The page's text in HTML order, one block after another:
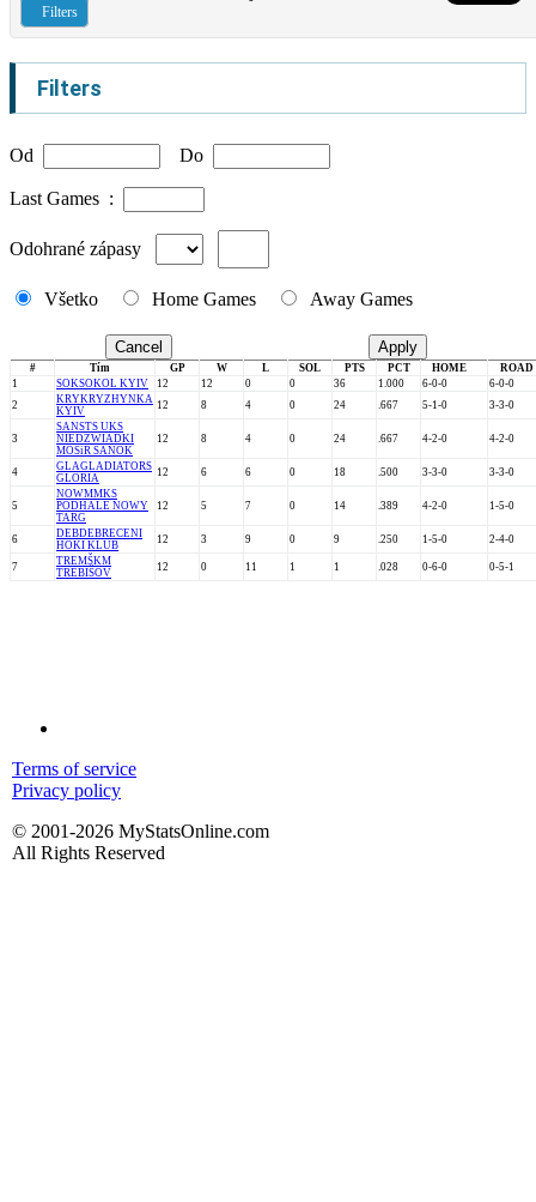
Filters
Filters
Od Do
Last Games :
Odohrané zápasy
Všetko Home Games Away Games
Cancel Apply
# Tím GP W L SOL PTS PCT HOME
ROAD
1
SOKSOKOL KYIV 12 12 0 0 36 1.000 6-0-0
6-0-0
2
KRYKRYZHYNKA
KYIV
12 8 4 0 24 .667 5-1-0 3-3-0
3
SANSTS UKS
NIEDZWIADKI
MOSiR SANOK
12 8 4 0 24 .667 4-2-0 4-2-0
4 GLAGLADIATORS
GLORIA
12 6 6 0 18 .500 3-3-0 3-3-0
5
NOWMMKS
PODHALE NOWY
TARG
12 5 7 0 14 .389 4-2-0 1-5-0
6 DEBDEBRECENI
HOKI KLUB
12 3 9 0 9 .250 1-5-0 2-4-0
7 TREMŠKM
TREBIŠOV
12 0 11 1 1 .028 0-6-0 0-5-1
Terms of service
Privacy policy
© 2001-2026 MyStatsOnline.com
All Rights Reserved